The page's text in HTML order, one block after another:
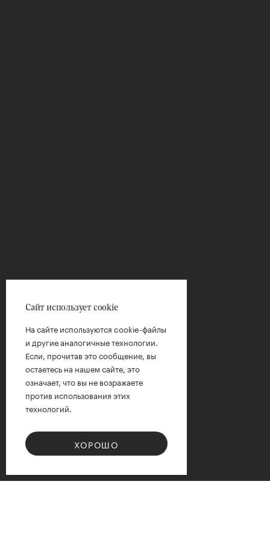
Сайт использует cookie
На сайте используются cookie-файлы
и другие аналогичные технологии.
Если, прочитав это сообщение, вы
остаетесь на нашем сайте, это
означает, что вы не возражаете
против использования этих
технологий.
ХОРОШО